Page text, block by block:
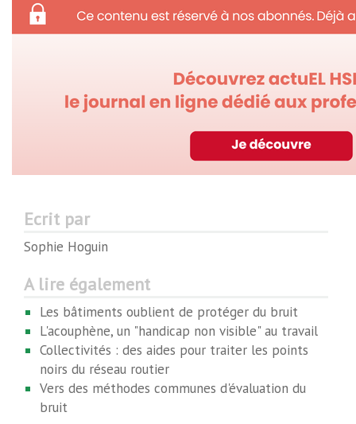
Ecrit par
Sophie Hoguin
A lire également
Les bâtiments oublient de protéger du bruit
L'acouphène, un "handicap non visible" au travail
Collectivités : des aides pour traiter les points
noirs du réseau routier
Vers des méthodes communes d'évaluation du
bruit